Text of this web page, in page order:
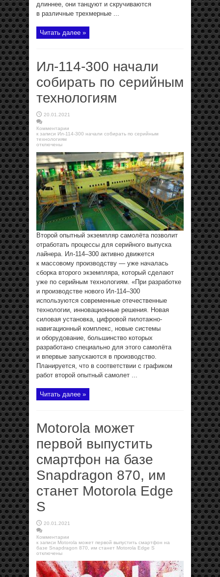
длиннее, они танцуют и скручиваются
в различные трехмерные ...
Читать далее »
Ил-114-300 начали
собирать по серийным
технологиям
20.01.2021
Комментарии
к записи Ил-114-300 начали собирать по серийным
технологиям
отключены
Второй опытный экземпляр самолёта позволит
отработать процессы для серийного выпуска
лайнера. Ил-114–300 активно движется
к массовому производству — уже началась
сборка второго экземпляра, который сделают
уже по серийным технологиям. «При разработке
и производстве нового Ил-114–300
используются современные отечественные
технологии, инновационные решения. Новая
силовая установка, цифровой пилотажно-
навигационный комплекс, новые системы
и оборудование, большинство которых
разработано специально для этого самолёта
и впервые запускаются в производство.
Планируется, что в соответствии с графиком
работ второй опытный самолет ...
Читать далее »
Motorola может
первой выпустить
смартфон на базе
Snapdragon 870, им
станет Motorola Edge
S
20.01.2021
Комментарии
к записи Motorola может первой выпустить смартфон на
базе Snapdragon 870, им станет Motorola Edge S
отключены